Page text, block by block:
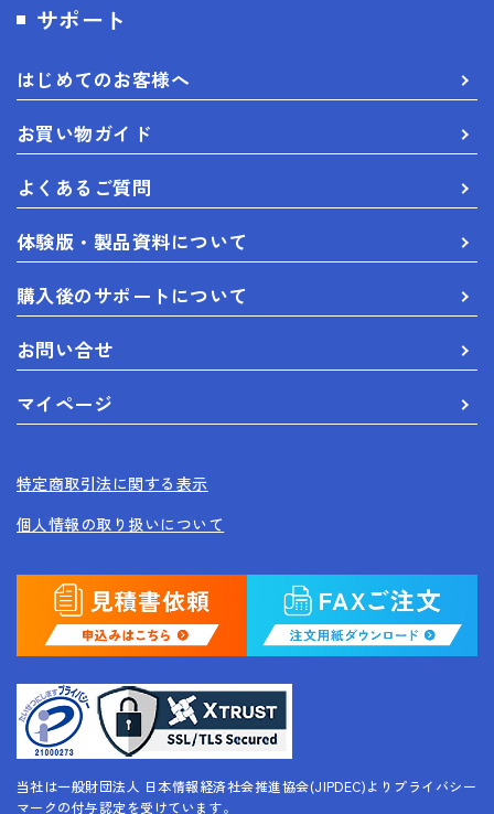
サポート
はじめてのお客様へ
お買い物ガイド
よくあるご質問
体験版・製品資料について
購入後のサポートについて
お問い合せ
マイページ
当社は一般財団法人 日本情報経済社会推進協会(JIPDEC)よりプライバシー
マークの付与認定を受けています。
特定商取引法に関する表示
個人情報の取り扱いについて